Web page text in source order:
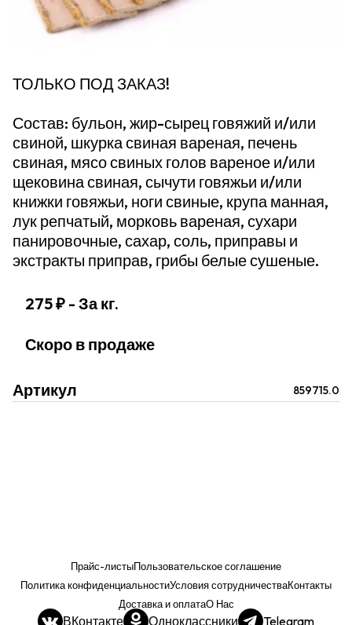
ТОЛЬКО ПОД ЗАКАЗ!
Состав: бульон, жир-сырец говяжий и/или
свиной, шкурка свиная вареная, печень
свиная, мясо свиных голов вареное и/или
щековина свиная, сычути говяжьи и/или
книжки говяжьи, ноги свиные, крупа манная,
лук репчатый, морковь вареная, сухари
панировочные, сахар, соль, приправы и
экстракты приправ, грибы белые сушеные.
275 ₽ - За кг.
Скоро в продаже
Артикул 859715.0
Прайс-листыПользовательское соглашение
Политика конфиденциальностиУсловия сотрудничестваКонтакты
Доставка и оплатаО Нас
ВКонтакте Одноклассники Telegram